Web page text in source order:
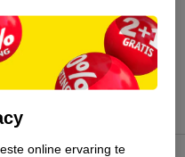
online ervaring te